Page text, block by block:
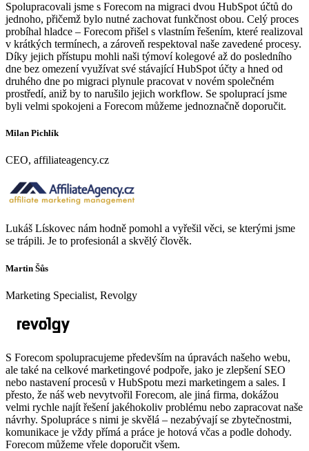
Spolupracovali jsme s Forecom na migraci dvou HubSpot účtů do
jednoho, přičemž bylo nutné zachovat funkčnost obou. Celý proces
probíhal hladce – Forecom přišel s vlastním řešením, které realizoval
v krátkých termínech, a zároveň respektoval naše zavedené procesy.
Díky jejich přístupu mohli naši týmoví kolegové až do posledního
dne bez omezení využívat své stávající HubSpot účty a hned od
druhého dne po migraci plynule pracovat v novém společném
prostředí, aniž by to narušilo jejich workflow. Se spoluprací jsme
byli velmi spokojeni a Forecom můžeme jednoznačně doporučit.
Milan Pichlík
CEO, affiliateagency.cz
Lukáš Lískovec nám hodně pomohl a vyřešil věci, se kterými jsme
se trápili. Je to profesionál a skvělý člověk.
Martin Šůs
Marketing Specialist, Revolgy
S Forecom spolupracujeme především na úpravách našeho webu,
ale také na celkové marketingové podpoře, jako je zlepšení SEO
nebo nastavení procesů v HubSpotu mezi marketingem a sales. I
přesto, že náš web nevytvořil Forecom, ale jiná firma, dokážou
velmi rychle najít řešení jakéhokoliv problému nebo zapracovat naše
návrhy. Spolupráce s nimi je skvělá – nezabývají se zbytečnostmi,
komunikace je vždy přímá a práce je hotová včas a podle dohody.
Forecom můžeme vřele doporučit všem.